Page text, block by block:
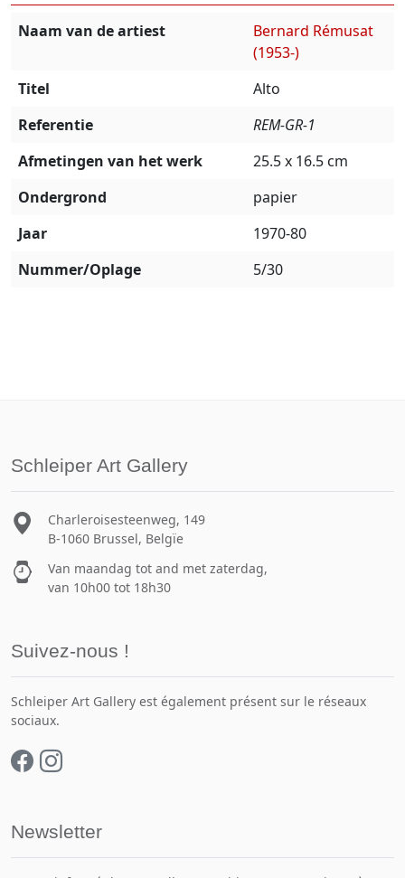
Naam van de artiest
Bernard Rémusat
(1953-)
Titel
Alto
Referentie
REM-GR-1
Afmetingen van het werk
25.5 x 16.5 cm
Ondergrond
papier
Jaar
1970-80
Nummer/Oplage
5/30
Schleiper Art Gallery
Charleroisesteenweg, 149
B-1060 Brussel, Belgïe
Van maandag tot and met zaterdag,
van 10h00 tot 18h30
Suivez-nous !
Schleiper Art Gallery est également présent sur le réseaux
sociaux.
Newsletter